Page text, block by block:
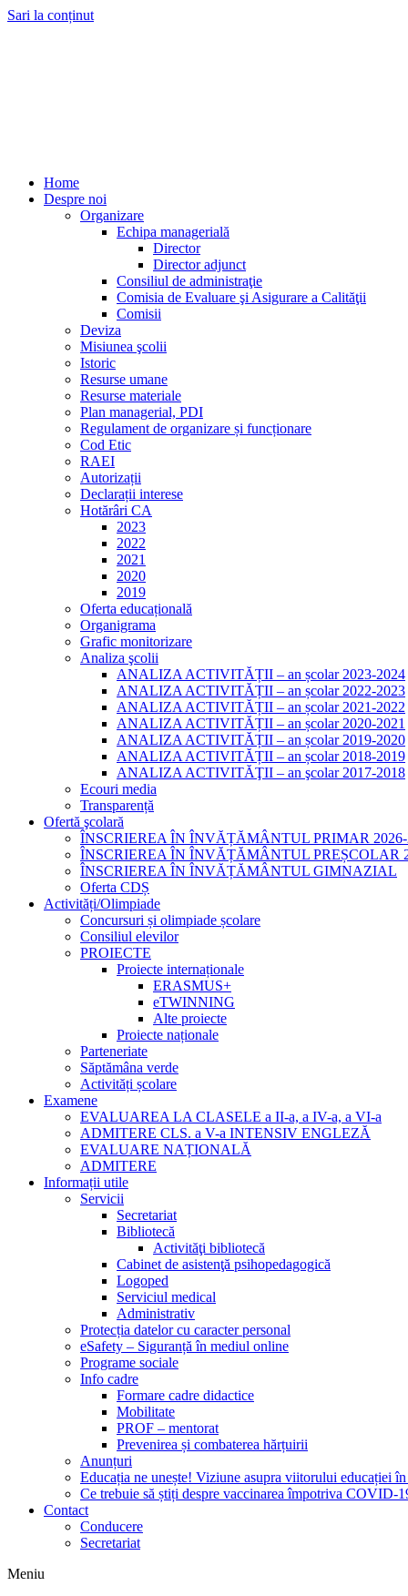
Sari la conținut
Home
Despre noi
Organizare
Echipa managerială
Director
Director adjunct
Consiliul de administraţie
Comisia de Evaluare şi Asigurare a Calităţii
Comisii
Deviza
Misiunea şcolii
Istoric
Resurse umane
Resurse materiale
Plan managerial, PDI
Regulament de organizare și funcționare
Cod Etic
RAEI
Autorizații
Declarații interese
Hotărâri CA
2023
2022
2021
2020
2019
Oferta educațională
Organigrama
Grafic monitorizare
Analiza şcolii
ANALIZA ACTIVITĂȚII – an școlar 2023-2024
ANALIZA ACTIVITĂȚII – an școlar 2022-2023
ANALIZA ACTIVITĂȚII – an școlar 2021-2022
ANALIZA ACTIVITĂȚII – an școlar 2020-2021
ANALIZA ACTIVITĂȚII – an școlar 2019-2020
ANALIZA ACTIVITĂȚII – an școlar 2018-2019
ANALIZA ACTIVITĂŢII – an şcolar 2017-2018
Ecouri media
Transparență
Ofertă şcolară
ÎNSCRIEREA ÎN ÎNVĂȚĂMÂNTUL PRIMAR 2026-
ÎNSCRIEREA ÎN ÎNVĂȚĂMÂNTUL PREȘCOLAR
ÎNSCRIEREA ÎN ÎNVĂȚĂMÂNTUL GIMNAZIAL
Oferta CDȘ
Activități/Olimpiade
Concursuri și olimpiade școlare
Consiliul elevilor
PROIECTE
Proiecte internaționale
ERASMUS+
eTWINNING
Alte proiecte
Proiecte naționale
Parteneriate
Săptămâna verde
Activități școlare
Examene
EVALUAREA LA CLASELE a II-a, a IV-a, a VI-a
ADMITERE CLS. a V-a INTENSIV ENGLEZĂ
EVALUARE NAȚIONALĂ
ADMITERE
Informații utile
Servicii
Secretariat
Bibliotecă
Activităţi bibliotecă
Cabinet de asistenţă psihopedagogică
Logoped
Serviciul medical
Administrativ
Protecția datelor cu caracter personal
eSafety – Siguranță în mediul online
Programe sociale
Info cadre
Formare cadre didactice
Mobilitate
PROF – mentorat
Prevenirea și combaterea hărțuirii
Anunțuri
Educația ne unește! Viziune asupra viitorului educației
Ce trebuie să știți despre vaccinarea împotriva COVID-
Contact
Conducere
Secretariat
Meniu